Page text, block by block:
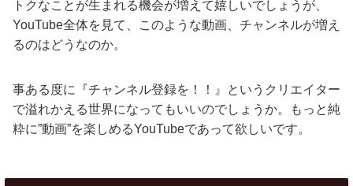
トクなことが生まれる機会が増えて嬉しいでしょうが、
YouTube全体を見て、このような動画、チャンネルが増え
るのはどうなのか。
事ある度に『チャンネル登録を！！』というクリエイター
で溢れかえる世界になってもいいのでしょうか。もっと純
粋に”動画”を楽しめるYouTubeであって欲しいです。